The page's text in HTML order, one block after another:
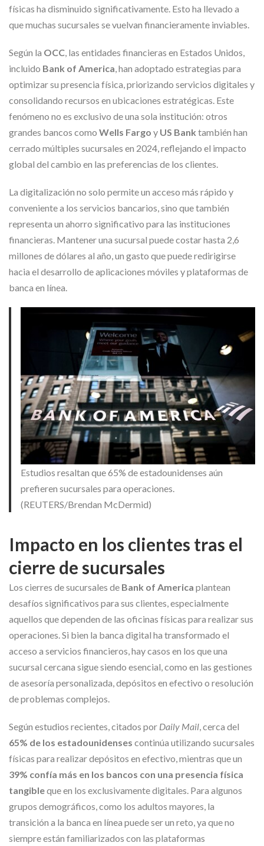
físicas ha disminuido significativamente. Esto ha llevado a
que muchas sucursales se vuelvan financieramente inviables.
Según la OCC, las entidades financieras en Estados Unidos,
incluido Bank of America, han adoptado estrategias para
optimizar su presencia física, priorizando servicios digitales y
consolidando recursos en ubicaciones estratégicas. Este
fenómeno no es exclusivo de una sola institución: otros
grandes bancos como Wells Fargo y US Bank también han
cerrado múltiples sucursales en 2024, reflejando el impacto
global del cambio en las preferencias de los clientes.
La digitalización no solo permite un acceso más rápido y
conveniente a los servicios bancarios, sino que también
representa un ahorro significativo para las instituciones
financieras. Mantener una sucursal puede costar hasta 2,6
millones de dólares al año, un gasto que puede redirigirse
hacia el desarrollo de aplicaciones móviles y plataformas de
banca en línea.
Estudios resaltan que 65% de estadounidenses aún
prefieren sucursales para operaciones.
(REUTERS/Brendan McDermid)
Impacto en los clientes tras el
cierre de sucursales
Los cierres de sucursales de Bank of America plantean
desafíos significativos para sus clientes, especialmente
aquellos que dependen de las oficinas físicas para realizar sus
operaciones. Si bien la banca digital ha transformado el
acceso a servicios financieros, hay casos en los que una
sucursal cercana sigue siendo esencial, como en las gestiones
de asesoría personalizada, depósitos en efectivo o resolución
de problemas complejos.
Según estudios recientes, citados por Daily Mail , cerca del
65% de los estadounidenses continúa utilizando sucursales
físicas para realizar depósitos en efectivo, mientras que un
39% confía más en los bancos con una presencia física
tangibleque en los exclusivamente digitales. Para algunos
grupos demográficos, como los adultos mayores, la
transición a la banca en línea puede ser un reto, ya que no
siempre están familiarizados con las plataformas